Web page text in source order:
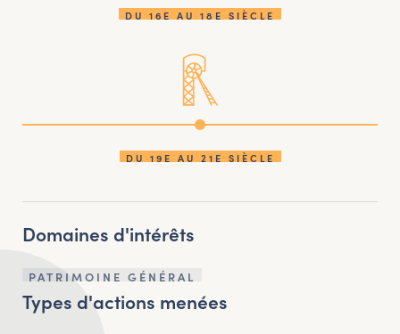
DU 16E AU 18E SIÈCLE
DU 19E AU 21E SIÈCLE
Domaines d'intérêts
PATRIMOINE GÉNÉRAL
Types d'actions menées